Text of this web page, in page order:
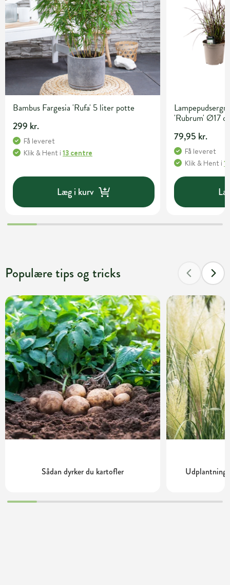
Bambus Fargesia 'Rufa' 5 liter potte
299 kr.
Få leveret
Klik & Hent i 13 centre
Læg i kurv
'Rubrum' Ø17
79,95 kr.
Få leveret
Klik & Hent i
Populære tips og tricks
Sådan dyrker du kartofler Udplantning